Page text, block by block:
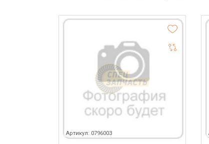
Артикул: 0796003